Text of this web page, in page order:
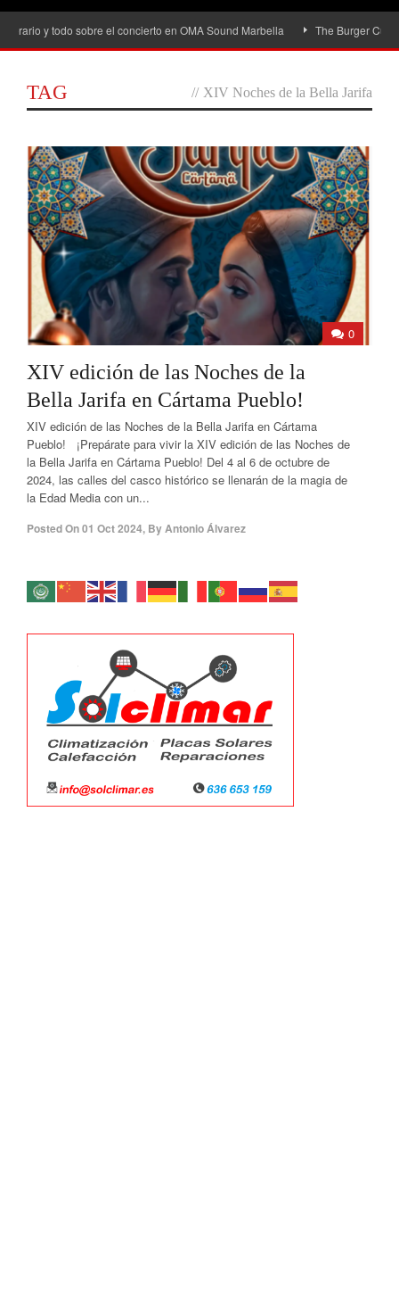
y todo sobre el concierto en OMA Sound Marbella The Burger Cup
TAG // XIV Noches de la Bella Jarifa
0
XIV edición de las Noches de la
Bella Jarifa en Cártama Pueblo!
XIV edición de las Noches de la Bella Jarifa en Cártama
Pueblo! ¡Prepárate para vivir la XIV edición de las Noches de
la Bella Jarifa en Cártama Pueblo! Del 4 al 6 de octubre de
2024, las calles del casco histórico se llenarán de la magia de
la Edad Media con un...
Posted On01 Oct 2024, ByAntonio Álvarez